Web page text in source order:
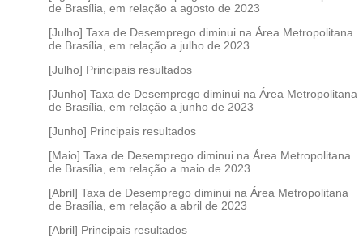
de Brasília, em relação a agosto de 2023
[Julho] Taxa de Desemprego diminui na Área Metropolitana
de Brasília, em relação a julho de 2023
[Julho] Principais resultados
[Junho] Taxa de Desemprego diminui na Área Metropolitana
de Brasília, em relação a junho de 2023
[Junho] Principais resultados
[Maio] Taxa de Desemprego diminui na Área Metropolitana
de Brasília, em relação a maio de 2023
[Abril] Taxa de Desemprego diminui na Área Metropolitana
de Brasília, em relação a abril de 2023
[Abril] Principais resultados